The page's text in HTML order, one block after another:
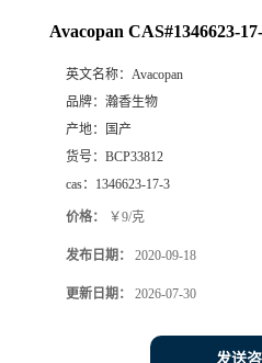
Avacopan CAS#1346623-
英文名称： Avacopan
品牌： 瀚香生物
产地：
国产
货号： BCP33812
cas： 1346623-17-3
价格： ￥9/克
发布日期： 2020-09-18
更新日期： 2026-07-30
发送